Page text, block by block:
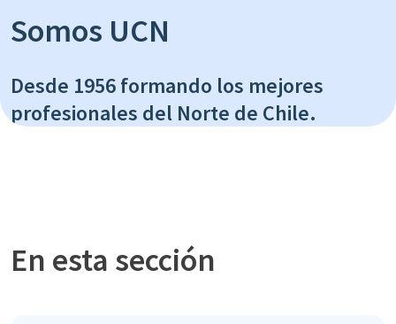
Somos UCN
Desde 1956 formando los mejores
profesionales del Norte de Chile.
En esta sección